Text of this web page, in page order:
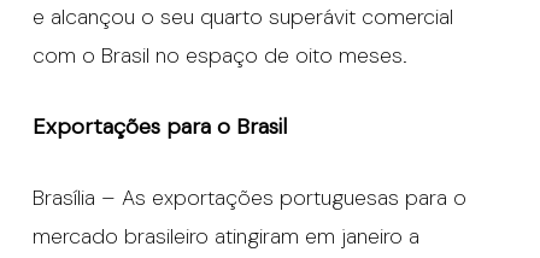
e alcançou o seu quarto superávit comercial
com o Brasil no espaço de oito meses.
Exportações para o Brasil
Brasília – As exportações portuguesas para o
mercado brasileiro atingiram em janeiro a